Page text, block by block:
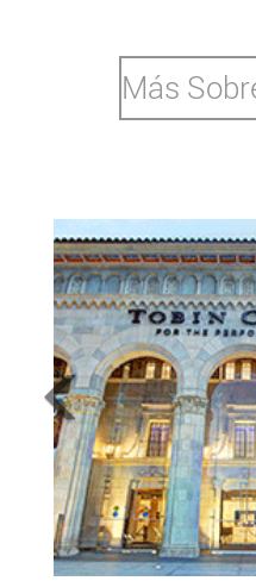
Más
Tobin Performing
San Antonio,